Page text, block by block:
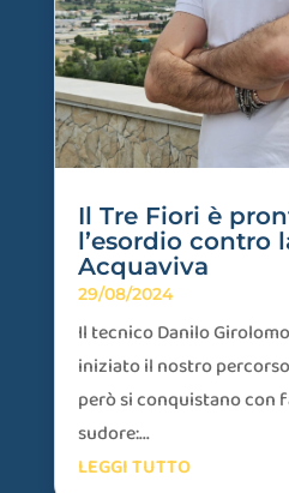
Il Tre Fiori è
l’esordio contro
Acquaviva
29/08/2024
Il tecnico Danilo
iniziato il nostro
però si conquistano con
sudore:...
LEGGI TUTTO